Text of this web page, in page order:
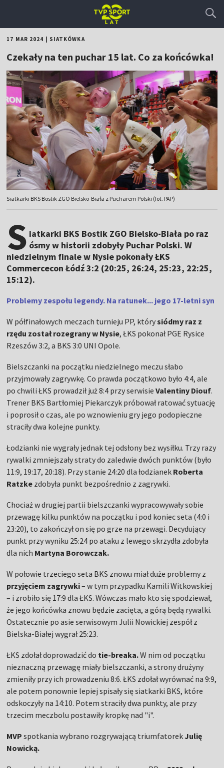
17 MAR 2024 SIATKÓWKA
Czekały na ten puchar 15 lat. Co za końcówka!
Siatkarki BKS Bostik ZGO Bielsko-Biała z Pucharem Polski (fot. PAP)
S iatkarki BKS Bostik ZGO Bielsko-Biała po raz
ósmy w historii zdobyły Puchar Polski. W
niedzielnym finale w Nysie pokonały ŁKS
Commercecon Łódź 3:2 (20:25, 26:24, 25:23, 22:25,
15:12).
Problemy zespołu legendy. Na ratunek... jego 17-letni syn
W półfinałowych meczach turnieju PP, którysiódmy raz z
rzędu został rozegrany w Nysie, ŁKS pokonał PGE Rysice
Rzeszów 3:2, a BKS 3:0 UNI Opole.
Bielszczanki na początku niedzielnego meczu słabo
przyjmowały zagrywkę. Co prawda początkowo było 4:4, ale
po chwili ŁKS prowadził już 8:4 przy serwisieValentiny Diouf.
Trener BKS Bartłomiej Piekarczyk próbował ratować sytuację
i poprosił o czas, ale po wznowieniu gry jego podopieczne
straciły dwa kolejne punkty.
Łodzianki nie wygrały jednak tej odsłony bez wysiłku. Trzy razy
rywalki zmniejszały straty do zaledwie dwóch punktów (było
11:9, 19:17, 20:18). Przy stanie 24:20 dla łodzianek Roberta
Ratzke zdobyła punkt bezpośrednio z zagrywki.
Chociaż w drugiej partii bielszczanki wypracowywały sobie
przewagę kilku punktów na początku i pod koniec seta (4:0 i
23:20), to zakończył on się po grze na przewagi. Decydujący
punkt przy wyniku 25:24 po ataku z lewego skrzydła zdobyła
dla nich Martyna Borowczak.
W połowie trzeciego seta BKS znowu miał duże problemy z
przyjęciem zagrywki– w tym przypadku Kamili Witkowskiej
– i zrobiło się 17:9 dla ŁKS. Wówczas mało kto się spodziewał,
że jego końcówka znowu będzie zacięta, a górą będą rywalki.
Ostatecznie po asie serwisowym Julii Nowickiej zespół z
Bielska-Białej wygrał 25:23.
ŁKS zdołał doprowadzić do tie-breaka.W nim od początku
nieznaczną przewagę miały bielszczanki, a strony drużyny
zmieniły przy ich prowadzeniu 8:6. ŁKS zdołał wyrównać na 9:9,
ale potem ponownie lepiej spisały się siatkarki BKS, które
odskoczyły na 14:10. Potem straciły dwa punkty, ale przy
trzecim meczbolu postawiły kropkę nad "i".
MVP spotkania wybrano rozgrywającą triumfatorek Julię
Nowicką.